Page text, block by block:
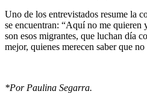
Uno de los entrevistados resume la
se encuentran: “Aquí no me quieren
son esos migrantes, que luchan día
mejor, quienes merecen saber que
*Por Paulina Segarra.